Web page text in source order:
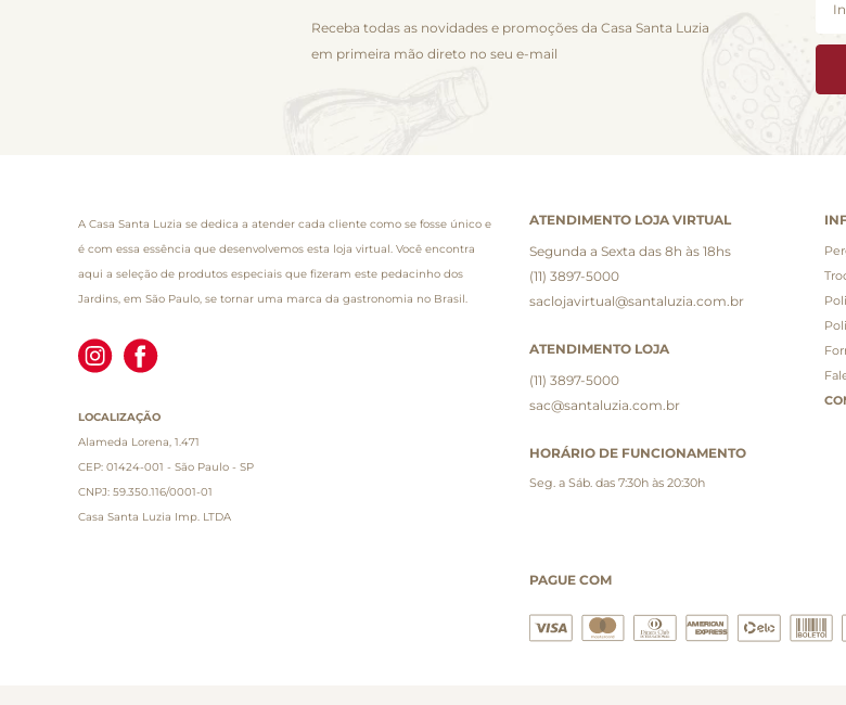
Receba todas as novidades e promoções da Casa Santa Luzia
em primeira mão direto no seu e-mail
A Casa Santa Luzia se dedica a atender cada cliente como se fosse único e
é com essa essência que desenvolvemos esta loja virtual. Você encontra
aqui a seleção de produtos especiais que fizeram este pedacinho dos
Jardins, em São Paulo, se tornar uma marca da gastronomia no Brasil.
LOCALIZAÇÃO
Alameda Lorena, 1.471
CEP: 01424-001 - São Paulo - SP
CNPJ: 59.350.116/0001-01
Casa Santa Luzia Imp. LTDA
ATENDIMENTO LOJA VIRTUAL
Segunda a Sexta das 8h às 18hs
(11) 3897-5000
saclojavirtual@santaluzia.com.br
ATENDIMENTO LOJA
(11) 3897-5000
sac@santaluzia.com.br
HORÁRIO DE FUNCIONAMENTO
Seg. a Sáb. das 7:30h às 20:30h
PAGUE COM